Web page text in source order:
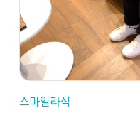
스마일라식